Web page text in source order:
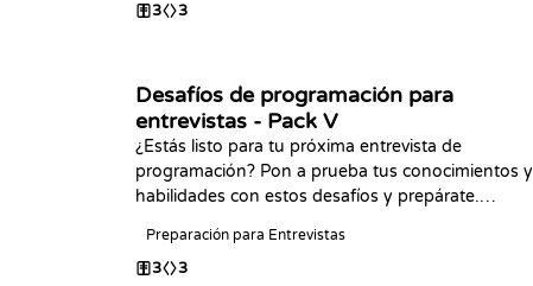
3 3
Desafíos de programación para
entrevistas - Pack V
¿Estás listo para tu próxima entrevista de
programación? Pon a prueba tus conocimientos y
habilidades con estos desafíos y prepárate.
programación!
Preparación para Entrevistas
3 3